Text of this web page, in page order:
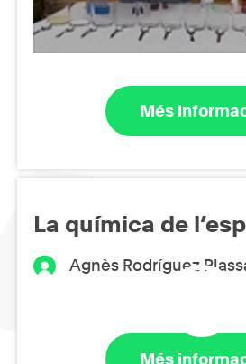
Més
La química de
Agnès Rodríguez
Més